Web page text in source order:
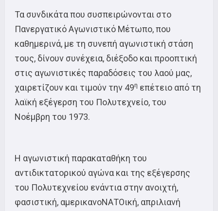
Τα συνδικάτα που συσπειρώνονται στο
Πανεργατικό Αγωνιστικό Μέτωπο, που
καθημερινά, με τη συνεπή αγωνιστική στάση
τους, δίνουν συνέχεια, διέξοδο και προοπτική
στις αγωνιστικές παραδόσεις του λαού μας,
χαιρετίζουν και τιμούν την 49η επέτειο από τη
λαϊκή εξέγερση του Πολυτεχνείο, του
Νοέμβρη του 1973.
Η αγωνιστική παρακαταθήκη του
αντιδικτατορικού αγώνα και της εξέγερσης
του Πολυτεχνείου ενάντια στην ανοιχτή,
φασιστική, αμερικανοΝΑΤΟική, απριλιανή